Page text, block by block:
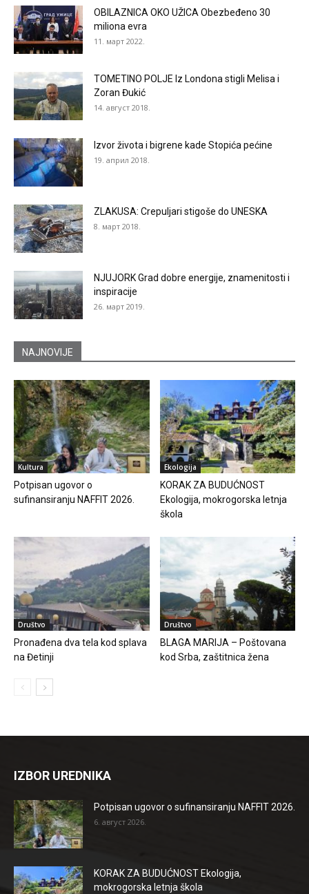
OBILAZNICA OKO UŽICA Obezbeđeno 30
miliona evra
11. март 2022.
TOMETINO POLJE Iz Londona stigli Melisa i
Zoran Đukić
14. август 2018.
Izvor života i bigrene kade Stopića pećine
19. април 2018.
ZLAKUSA: Crepuljari stigoše do UNESKA
8. март 2018.
NJUJORK Grad dobre energije, znamenitosti i
inspiracije
26. март 2019.
NAJNOVIJE
Kultura
Potpisan ugovor o
sufinansiranju NAFFIT 2026.
Ekologija
KORAK ZA BUDUĆNOST
Ekologija, mokrogorska letnja
škola
Društvo
Pronađena dva tela kod splava
na Đetinji
Društvo
BLAGA MARIJA – Poštovana
kod Srba, zaštitnica žena
IZBOR UREDNIKA
Potpisan ugovor o sufinansiranju NAFFIT 2026.
6. август 2026.
KORAK ZA BUDUĆNOST Ekologija,
mokrogorska letnja škola